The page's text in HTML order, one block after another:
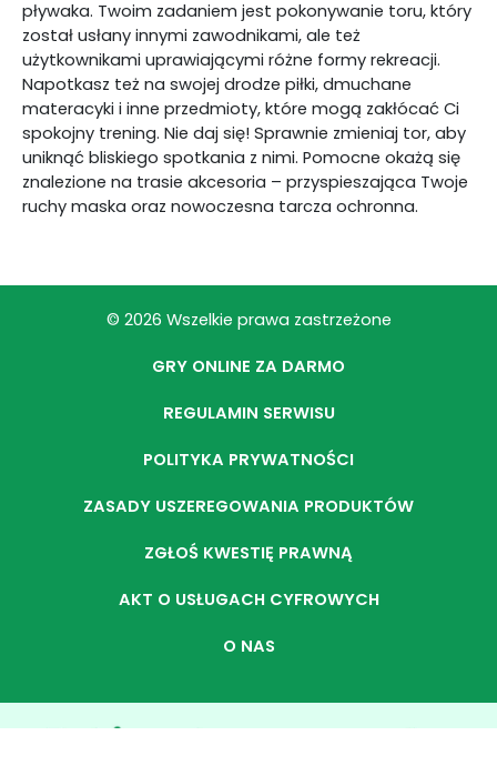
pływaka. Twoim zadaniem jest pokonywanie toru, który
został usłany innymi zawodnikami, ale też
użytkownikami uprawiającymi różne formy rekreacji.
Napotkasz też na swojej drodze piłki, dmuchane
materacyki i inne przedmioty, które mogą zakłócać Ci
spokojny trening. Nie daj się! Sprawnie zmieniaj tor, aby
uniknąć bliskiego spotkania z nimi. Pomocne okażą się
znalezione na trasie akcesoria – przyspieszająca Twoje
ruchy maska oraz nowoczesna tarcza ochronna.
© 2026 Wszelkie prawa zastrzeżone
GRY ONLINE ZA DARMO
REGULAMIN SERWISU
POLITYKA PRYWATNOŚCI
ZASADY USZEREGOWANIA PRODUKTÓW
ZGŁOŚ KWESTIĘ PRAWNĄ
AKT O USŁUGACH CYFROWYCH
O NAS